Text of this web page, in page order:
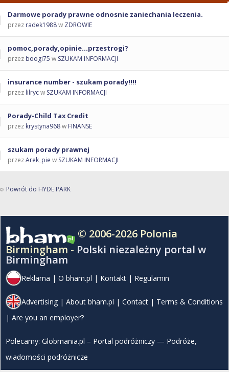
Darmowe porady prawne odnosnie zaniechania leczenia.
przez radek1988w ZDROWIE
pomoc,porady,opinie...przestrogi?
przez boogi75 w SZUKAM INFORMACJI
insurance number - szukam porady!!!!
przez lilrycw SZUKAM INFORMACJI
Porady-Child Tax Credit
przez krystyna968w FINANSE
szukam porady prawnej
przezArek_pie w SZUKAM INFORMACJI
Powrót do HYDE PARK
© 2006-2026 Polonia
Birmingham - Polski niezależny portal w
Birmingham
Reklama | O bham.pl | Kontakt | Regulamin
Advertising | About bham.pl | Contact | Terms & Conditions
| Are you an employer?
Polecamy: Globmania.pl – Portal podróżniczy — Podróże,
wiadomości podróżnicze